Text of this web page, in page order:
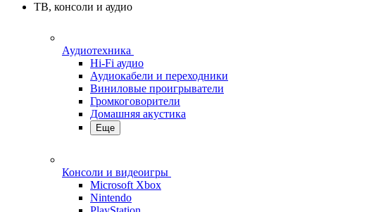
ТВ, консоли и аудио
Аудиотехника
Hi-Fi аудио
Аудиокабели и переходники
Виниловые проигрыватели
Громкоговорители
Домашняя акустика
Еще
Консоли и видеоигры
Microsoft Xbox
Nintendo